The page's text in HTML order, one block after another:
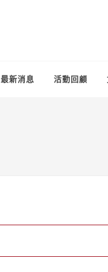
最新消息 活動回顧